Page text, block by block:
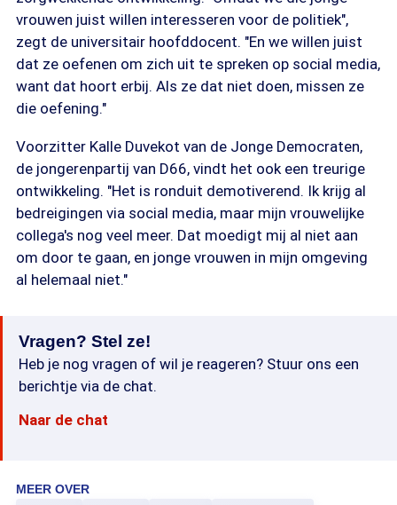
vrouwen juist willen interesseren voor de politiek",
zegt de universitair hoofddocent. "En we willen juist
dat ze oefenen om zich uit te spreken op social media,
want dat hoort erbij. Als ze dat niet doen, missen ze
die oefening."
Voorzitter Kalle Duvekot van de Jonge Democraten,
de jongerenpartij van D66, vindt het ook een treurige
ontwikkeling. "Het is ronduit demotiverend. Ik krijg al
bedreigingen via social media, maar mijn vrouwelijke
collega's nog veel meer. Dat moedigt mij al niet aan
om door te gaan, en jonge vrouwen in mijn omgeving
al helemaal niet."
Vragen? Stel ze!
Heb je nog vragen of wil je reageren? Stuur ons een
berichtje via de chat.
Naar de chat
MEER OVER